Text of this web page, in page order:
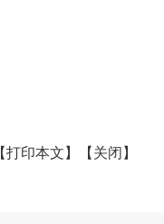
【打印本文】 【关闭】